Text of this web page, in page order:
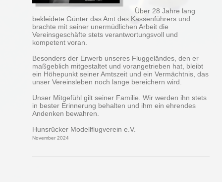
Über 28 Jahre lang
bekleidete Günter das Amt des Kassenführers und
brachte mit seiner unermüdlichen Arbeit die
Vereinsgeschäfte stets verantwortungsvoll und
kompetent voran.
Besonders der Erwerb unseres Fluggeländes, den er
maßgeblich mitgestaltet und vorangetrieben hat, bleibt
ein Höhepunkt seiner Amtszeit und ein Vermächtnis, das
unser Vereinsleben noch lange bereichern wird.
Unser Mitgefühl gilt seiner Familie. Wir werden ihn stets
in bester Erinnerung behalten und ihm ein ehrendes
Andenken bewahren.
Hunsrücker Modellflugverein e.V.
November 2024